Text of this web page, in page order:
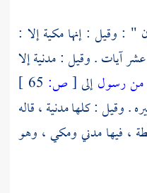
" : وقيل : إنها مكية إلا :
آيات . وقيل : مدنية إلا
من رسولإلى[ص:
. وقيل : كلها مدنية ، قاله
، فيها مدني ومكي ، وهو